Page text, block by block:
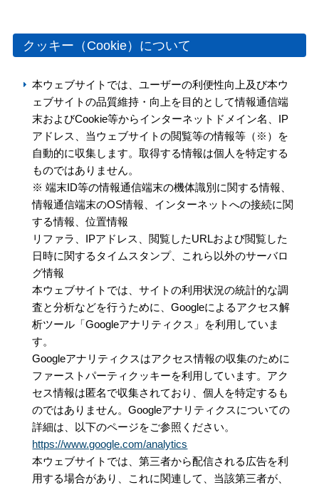
クッキー（Cookie）について
本ウェブサイトでは、ユーザーの利便性向上及び本ウ
ェブサイトの品質維持・向上を目的として情報通信端
末およびCookie等からインターネットドメイン名、IP
アドレス、当ウェブサイトの閲覧等の情報等（※）を
自動的に収集します。取得する情報は個人を特定する
ものではありません。
※ 端末ID等の情報通信端末の機体識別に関する情報、
情報通信端末のOS情報、インターネットへの接続に関
する情報、位置情報
リファラ、IPアドレス、閲覧したURLおよび閲覧した
日時に関するタイムスタンプ、これら以外のサーバロ
グ情報
本ウェブサイトでは、サイトの利用状況の統計的な調
査と分析などを行うために、Googleによるアクセス解
析ツール「Googleアナリティクス」を利用していま
す。
Googleアナリティクスはアクセス情報の収集のために
ファーストパーティクッキーを利用しています。アク
セス情報は匿名で収集されており、個人を特定するも
のではありません。Googleアナリティクスについての
詳細は、以下のページをご参照ください。
https://www.google.com/analytics
本ウェブサイトでは、第三者から配信される広告を利
用する場合があり、これに関連して、当該第三者が、